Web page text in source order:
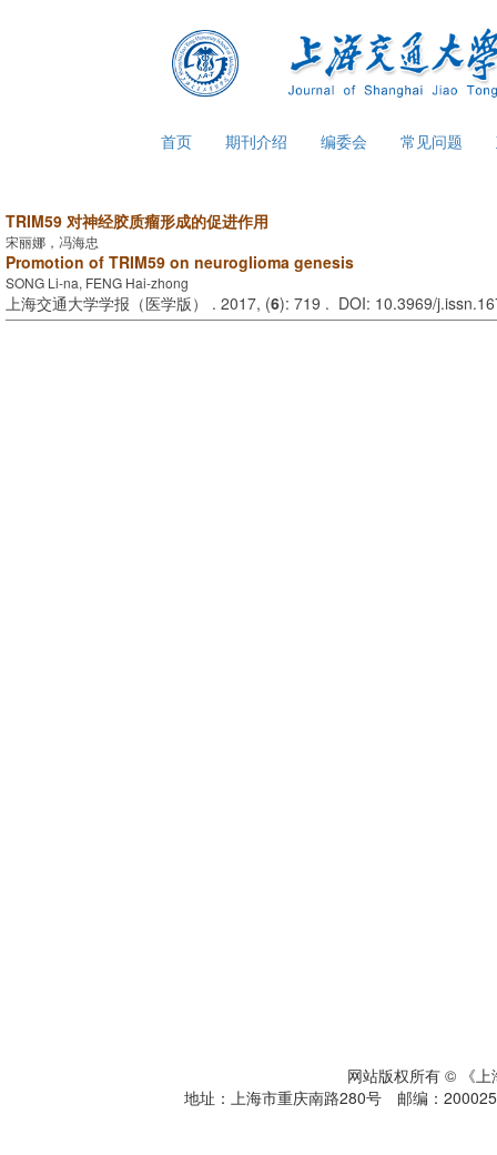
首页 期刊介绍 编委会 常见问题
TRIM59 对神经胶质瘤形成的促进作用
宋丽娜，冯海忠
Promotion of TRIM59 on neuroglioma genesis
SONG Li-na, FENG Hai-zhong
上海交通大学学报（医学版） . 2017, (6): 719 . DOI: 10.3969/
网站版权所有 © 《
地址：上海市重庆南路280号 邮编：